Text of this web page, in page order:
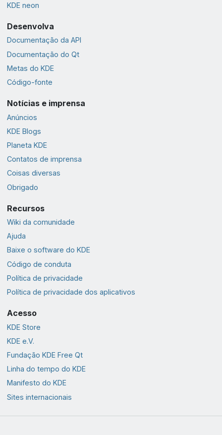
KDE neon
Desenvolva
Documentação da API
Documentação do Qt
Metas do KDE
Código-fonte
Notícias e imprensa
Anúncios
KDE Blogs
Planeta KDE
Contatos de imprensa
Coisas diversas
Obrigado
Recursos
Wiki da comunidade
Ajuda
Baixe o software do KDE
Código de conduta
Política de privacidade
Política de privacidade dos aplicativos
Acesso
KDE Store
KDE e.V.
Fundação KDE Free Qt
Linha do tempo do KDE
Manifesto do KDE
Sites internacionais